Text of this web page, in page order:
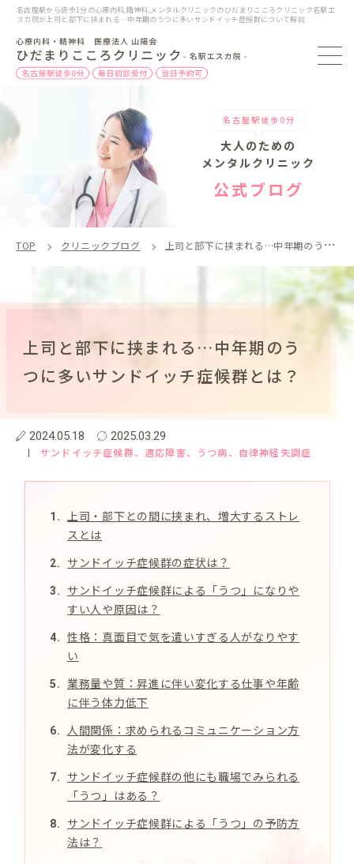
名古屋駅から徒歩1分の心療内科,精神科,メンタルクリニックのひだまりこころクリニック名駅エ
スカ院が上司と部下に挟まれる…中年期のうつに多いサンドイッチ症候群について解説
名古屋駅徒歩0分
大人のための
メンタルクリニック
公式ブログ
TOP クリニックブログ 上司と部下に挟まれる…中年期のうつに多いサンドイッチ症候群とは？
上司と部下に挟まれる…中年期のう
つに多いサンドイッチ症候群とは？
2024.05.18 2025.03.29
サンドイッチ症候群、適応障害、うつ病、自律神経失調症
上司・部下との間に挟まれ、増大するストレ
スとは
サンドイッチ症候群の症状は？
サンドイッチ症候群による「うつ」になりや
すい人や原因は？
性格：真面目で気を遣いすぎる人がなりやす
い
業務量や質：昇進に伴い変化する仕事や年齢
に伴う体力低下
人間関係：求められるコミュニケーション方
法が変化する
サンドイッチ症候群の他にも職場でみられる
「うつ」はある？
サンドイッチ症候群による「うつ」の予防方
法は？